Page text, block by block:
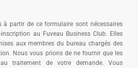
à partir de ce formulaire sont nécessaires
au Fuveau Business Club. Elles
aux membres du bureau chargés des
Nous vous prions de ne fournir que les
traitement de votre demande. Vous